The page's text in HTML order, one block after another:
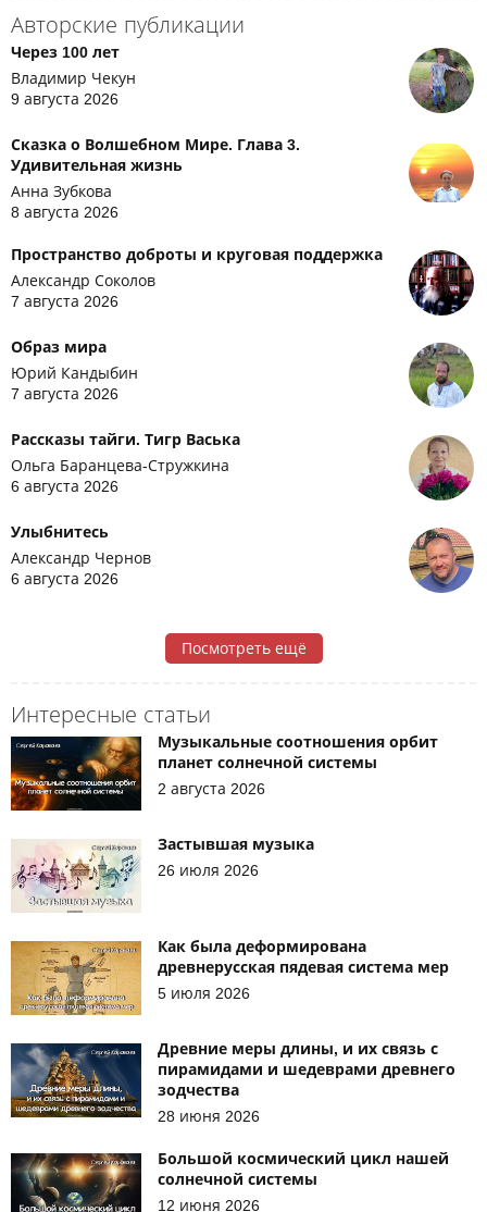
Авторские публикации
Через 100 лет
Владимир Чекун
9 августа 2026
Сказка о Волшебном Мире. Глава 3.
Удивительная жизнь
Анна Зубкова
8 августа 2026
Пространство доброты и круговая поддержка
Александр Соколов
7 августа 2026
Образ мира
Юрий Кандыбин
7 августа 2026
Рассказы тайги. Тигр Васька
Ольга Баранцева-Стружкина
6 августа 2026
Улыбнитесь
Александр Чернов
6 августа 2026
Посмотреть ещё
Интересные статьи
Музыкальные соотношения орбит
планет солнечной системы
2 августа 2026
Застывшая музыка
26 июля 2026
Как была деформирована
древнерусская пядевая система мер
5 июля 2026
Древние меры длины, и их связь с
пирамидами и шедеврами древнего
зодчества
28 июня 2026
Большой космический цикл нашей
солнечной системы
12 июня 2026